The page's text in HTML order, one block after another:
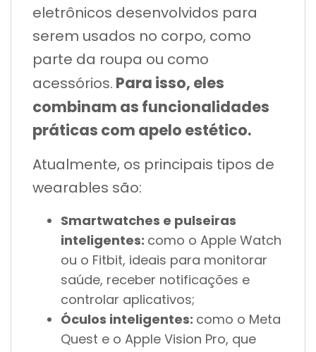
eletrônicos desenvolvidos para
serem usados no corpo, como
parte da roupa ou como
acessórios. Para isso, eles
combinam as funcionalidades
práticas com apelo estético.
Atualmente, os principais tipos de
wearables são:
Smartwatches e pulseiras
inteligentes: como o Apple Watch
ou o Fitbit, ideais para monitorar
saúde, receber notificações e
controlar aplicativos;
Óculos inteligentes: como o Meta
Quest e o Apple Vision Pro, que